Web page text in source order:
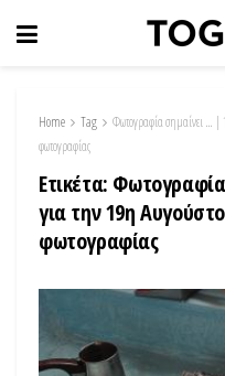
Home Tag
Φωτογραφία σημαίνει … |
φωτογραφίας
Ετικέτα:
για την 19η
φωτογραφίας